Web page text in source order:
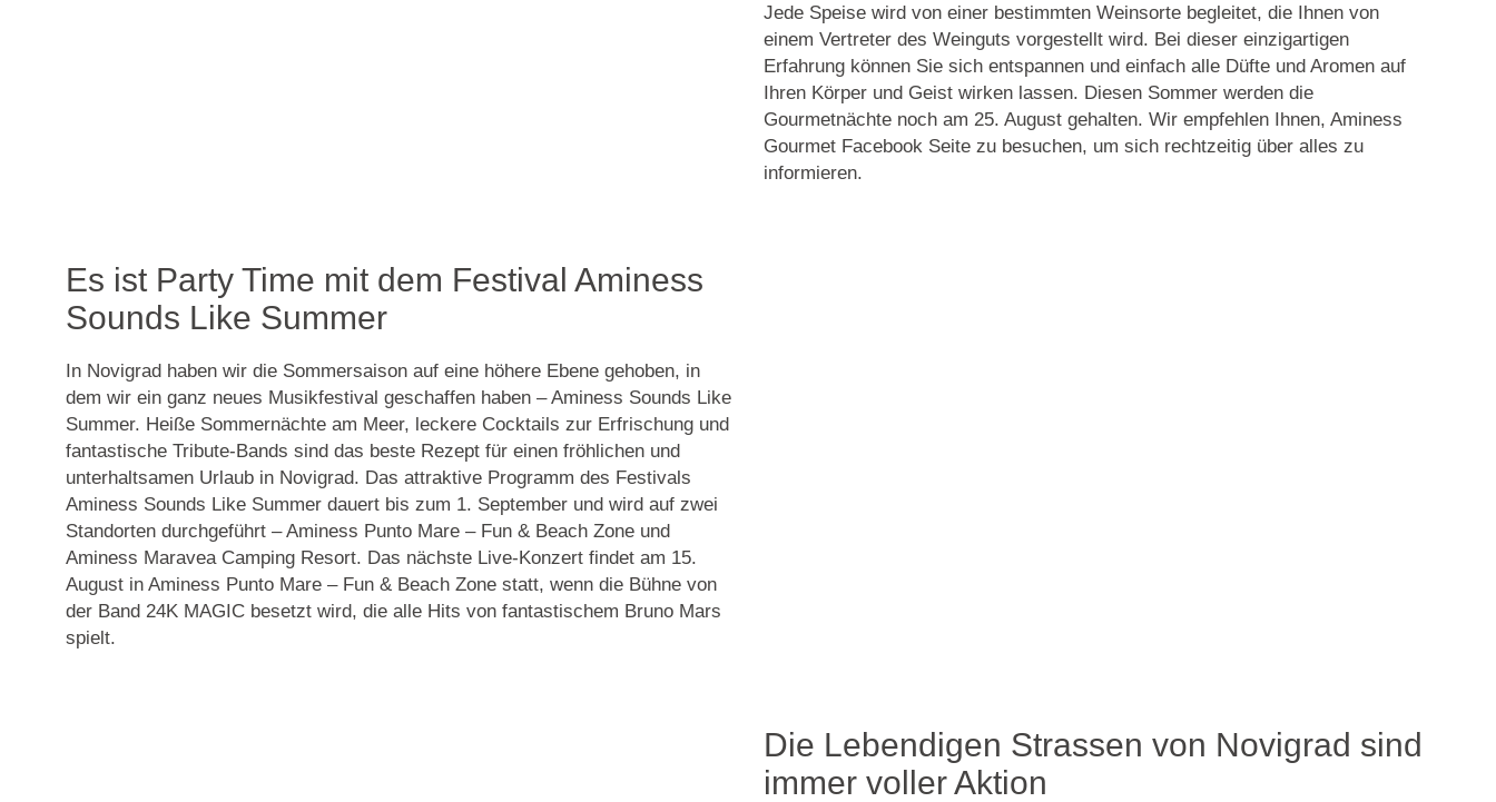
Jede Speise wird von einer bestimmten Weinsorte begleitet, die Ihnen von
einem Vertreter des Weinguts vorgestellt wird. Bei dieser einzigartigen
Erfahrung können Sie sich entspannen und einfach alle Düfte und Aromen auf
Ihren Körper und Geist wirken lassen. Diesen Sommer werden die
Gourmetnächte noch am 25. August gehalten. Wir empfehlen Ihnen, Aminess
Gourmet Facebook Seite zu besuchen, um sich rechtzeitig über alles zu
informieren.
Es ist Party Time mit dem Festival Aminess
Sounds Like Summer
In Novigrad haben wir die Sommersaison auf eine höhere Ebene gehoben, in
dem wir ein ganz neues Musikfestival geschaffen haben – Aminess Sounds Like
Summer. Heiße Sommernächte am Meer, leckere Cocktails zur Erfrischung und
fantastische Tribute-Bands sind das beste Rezept für einen fröhlichen und
unterhaltsamen Urlaub in Novigrad. Das attraktive Programm des Festivals
Aminess Sounds Like Summer dauert bis zum 1. September und wird auf zwei
Standorten durchgeführt – Aminess Punto Mare – Fun & Beach Zone und
Aminess Maravea Camping Resort. Das nächste Live-Konzert findet am 15.
August in Aminess Punto Mare – Fun & Beach Zone statt, wenn die Bühne von
der Band 24K MAGIC besetzt wird, die alle Hits von fantastischem Bruno Mars
spielt.
Die Lebendigen Strassen von Novigrad sind
immer voller Aktion